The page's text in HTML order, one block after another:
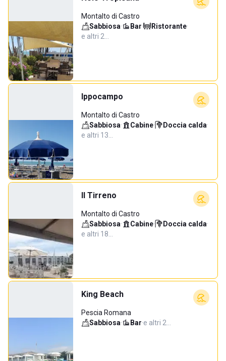
Montalto di Castro
Sabbiosa· Bar· Ristorante·
e altri 2…
Ippocampo
Montalto di Castro
Sabbiosa· Cabine· Doccia calda·
e altri 13…
Il Tirreno
Montalto di Castro
Sabbiosa· Cabine· Doccia calda·
e altri 18…
King Beach
Pescia Romana
Sabbiosa· Bar·e altri 2…